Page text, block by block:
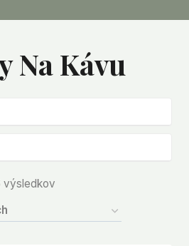
Na Kávu
výsledkov
najnovších